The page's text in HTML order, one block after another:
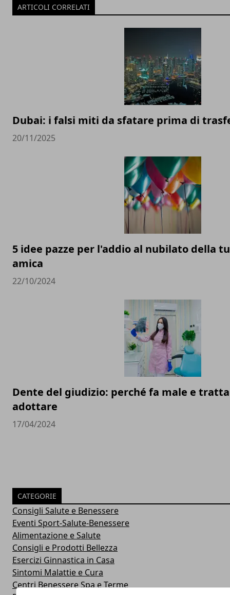
ARTICOLI CORRELATI
Dubai: i falsi miti da sfatare prima di
20/11/2025
5 idee pazze per l'addio al nubilato della
amica
22/10/2024
Dente del giudizio: perché fa male e
adottare
17/04/2024
CATEGORIE
Consigli Salute e Benessere
Eventi Sport-Salute-Benessere
Alimentazione e Salute
Consigli e Prodotti Bellezza
Esercizi Ginnastica in Casa
Sintomi Malattie e Cura
Centri Benessere Spa e Terme